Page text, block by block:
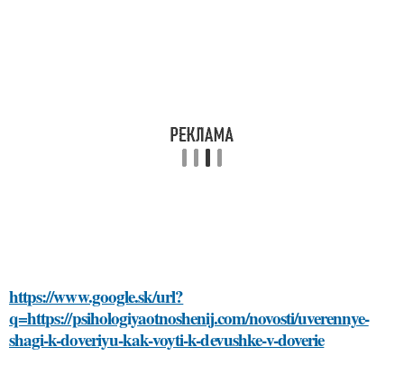
https://www.google.sk/url?
q=https://psihologiyaotnoshenij.com/novosti/uverennye-
shagi-k-doveriyu-kak-voyti-k-devushke-v-doverie